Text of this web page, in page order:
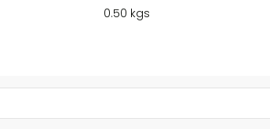
0.50 kgs